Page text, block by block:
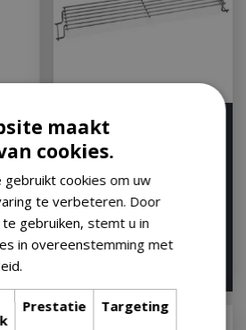
Weber Warmhoudrek
Spirit 300 Serie
maakt
cookies.
cookies om uw
te verbeteren. Door
gebruiken, stemt u in
in overeenstemming met
Prestatie Targeting